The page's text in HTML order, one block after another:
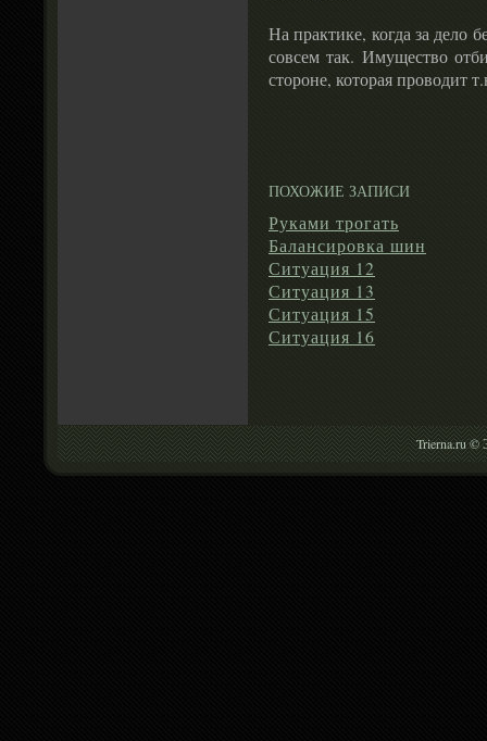
На практике, когда за дело
совсем так. Имущество
стороне, которая проводит
ПОХОЖИЕ ЗАПИСИ
Руками трогать
Балансировка шин
Ситуация 12
Ситуация 13
Ситуация 15
Ситуация 16
Trierna.ru ©